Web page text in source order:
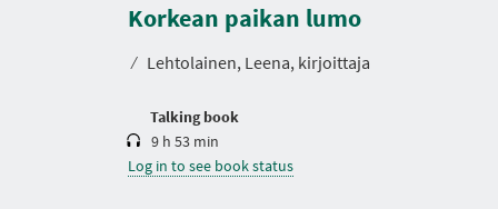
Korkean paikan lumo
⁄ Lehtolainen, Leena, kirjoittaja
Talking book
r
a
i
9 h 53 min
Log in to see book status